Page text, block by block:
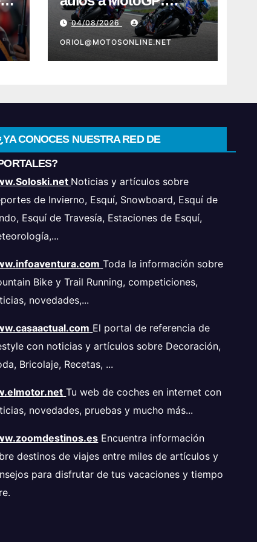
Ducati aparece como
destino en Superbike
04/08/2026
ORIOL@MOTOSONLINE.NET
CONOCES NUESTRA RED DE
Noticias y artículos sobre
de Invierno, Esquí, Snowboard, Esquí de
Esquí de Travesía, Estaciones de Esquí,
Toda la información sobre
Bike y Trail Running, competiciones,
novedades,...
El portal de referencia de
con noticias y artículos sobre Decoración,
Bricolaje, Recetas, ...
Tu web de coches en internet con
novedades, pruebas y mucho más...
Encuentra información
destinos de viajes entre miles de artículos y
para disfrutar de tus vacaciones y tiempo